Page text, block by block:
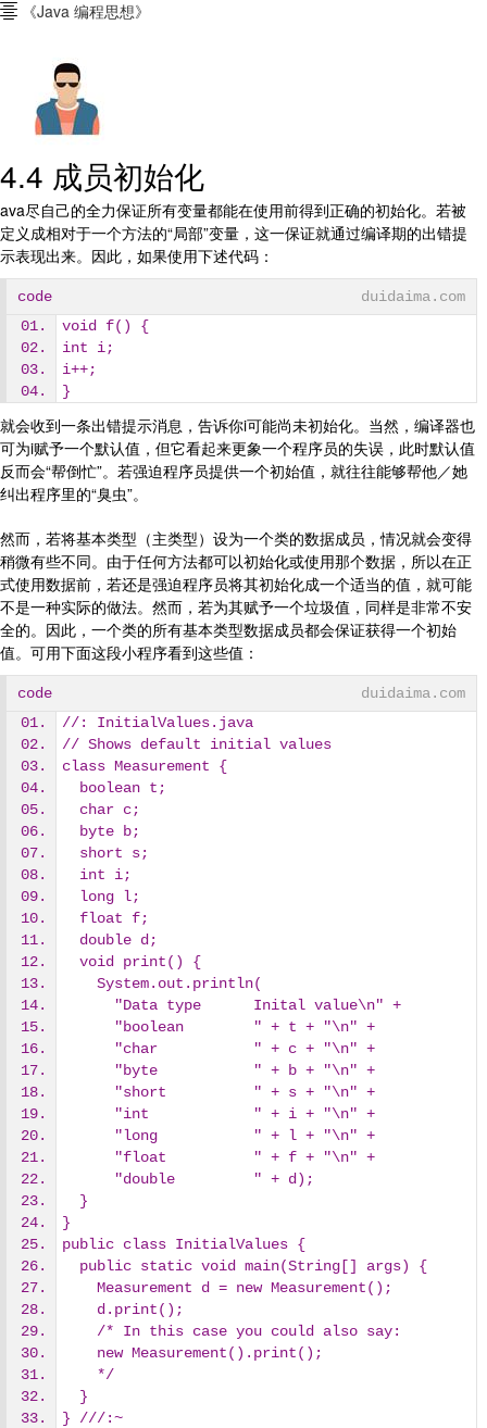
 《Java 编程思想》
4.4 成员初始化
ava尽自己的全力保证所有变量都能在使用前得到正确的初始化。若被
定义成相对于一个方法的“局部”变量，这一保证就通过编译期的出错提
示表现出来。因此，如果使用下述代码：
code
duidaima.com
void f() {
int i;
i++;
}
就会收到一条出错提示消息，告诉你i可能尚未初始化。当然，编译器也
可为i赋予一个默认值，但它看起来更象一个程序员的失误，此时默认值
反而会“帮倒忙”。若强迫程序员提供一个初始值，就往往能够帮他／她
纠出程序里的“臭虫”。
然而，若将基本类型（主类型）设为一个类的数据成员，情况就会变得
稍微有些不同。由于任何方法都可以初始化或使用那个数据，所以在正
式使用数据前，若还是强迫程序员将其初始化成一个适当的值，就可能
不是一种实际的做法。然而，若为其赋予一个垃圾值，同样是非常不安
全的。因此，一个类的所有基本类型数据成员都会保证获得一个初始
值。可用下面这段小程序看到这些值：
code
duidaima.com
//: InitialValues.java
// Shows default initial values
class Measurement {
  boolean t;
  char c;
  byte b;
  short s;
  int i;
  long l;
  float f;
  double d;
  void print() {
    System.out.println(
      "Data type      Inital value\n" +
      "boolean        " + t + "\n" +
      "char           " + c + "\n" +
      "byte           " + b + "\n" +
      "short          " + s + "\n" +
      "int            " + i + "\n" +
      "long           " + l + "\n" +
      "float          " + f + "\n" +
      "double         " + d);
  }
}
public class InitialValues {
  public static void main(String[] args) {
    Measurement d = new Measurement();
    d.print();
    /* In this case you could also say:
    new Measurement().print();
    */
  }
} ///:~